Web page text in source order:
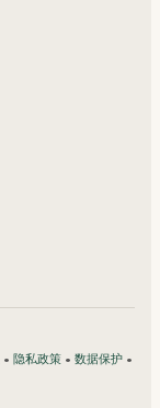
• 隐私政策• 数据保护•